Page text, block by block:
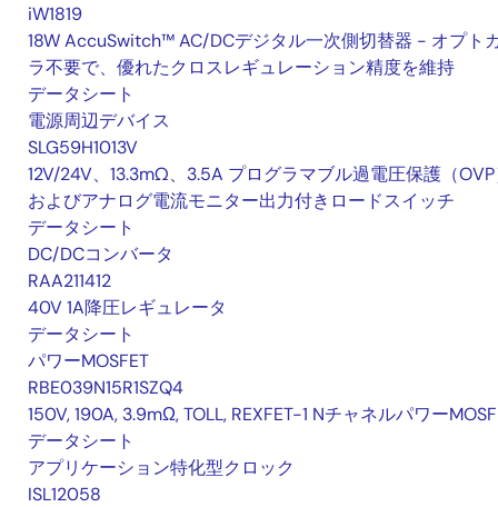
iW1819
18W AccuSwitch™ AC/DCデジタル一次側切替器 - オプト
ラ不要で、優れたクロスレギュレーション精度を維持
データシート
電源周辺デバイス
SLG59H1013V
12V/24V、13.3mΩ、3.5A プログラマブル過電圧保護（
およびアナログ電流モニター出力付きロードスイッチ
データシート
DC/DCコンバータ
RAA211412
40V 1A降圧レギュレータ
データシート
パワーMOSFET
RBE039N15R1SZQ4
150V, 190A, 3.9mΩ, TOLL, REXFET-1 Nチャネルパワー
データシート
アプリケーション特化型クロック
ISL12058